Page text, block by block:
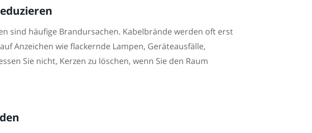
sind häufige Brandursachen. Kabelbrände werden oft erst
Anzeichen wie flackernde Lampen, Geräteausfälle,
Sie nicht, Kerzen zu löschen, wenn Sie den Raum